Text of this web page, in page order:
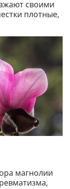
своими
плотные,
магнолии